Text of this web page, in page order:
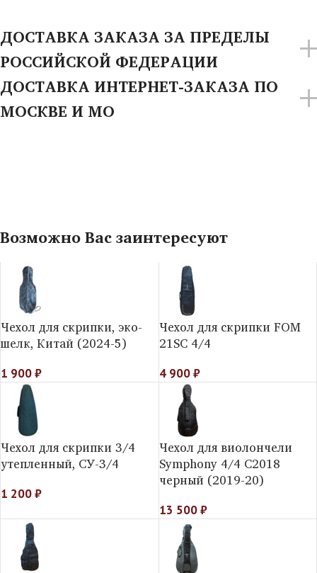
ДОСТАВКА ЗАКАЗА ЗА ПРЕДЕЛЫ
РОССИЙСКОЙ ФЕДЕРАЦИИ
ДОСТАВКА ИНТЕРНЕТ-ЗАКАЗА ПО
МОСКВЕ И МО
Возможно Вас заинтересуют
Чехол для скрипки, эко-
шелк, Китай (2024-5)
1 900₽
Чехол для скрипки FOM
21SC 4/4
4 900₽
Чехол для скрипки 3/4
утепленный, СУ-3/4
1 200₽
Чехол для виолончели
Symphony 4/4 C2018
черный (2019-20)
13 500₽